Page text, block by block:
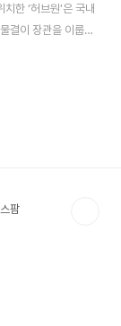
한 ‘허브원’은 국내
결이 장관을 이룹니
길 188-29추천 방문
팜